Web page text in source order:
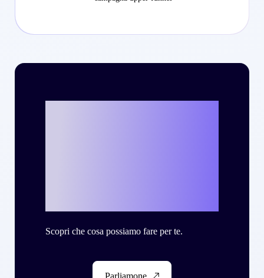
Scopri che cosa possiamo fare per te.
Parliamone